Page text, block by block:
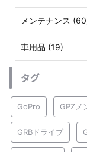
メンテナンス
車用品 (19)
タグ
GoPro GPZメ
GRBドライブ